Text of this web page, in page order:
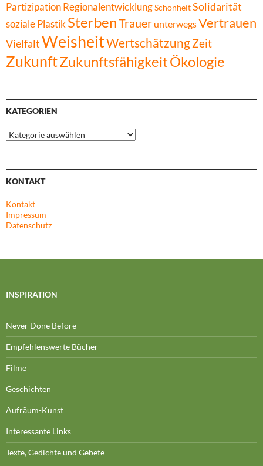
Partizipation RegionalentwicklungSchönheitSolidarität
soziale Plastik SterbenTrauer unterwegsVertrauen
VielfaltWeisheitWertschätzungZeit
ZukunftZukunftsfähigkeitÖkologie
KATEGORIEN
Kategorien
KONTAKT
Kontakt
Impressum
Datenschutz
INSPIRATION
Never Done Before
Empfehlenswerte Bücher
Filme
Geschichten
Aufräum-Kunst
Interessante Links
Texte, Gedichte und Gebete